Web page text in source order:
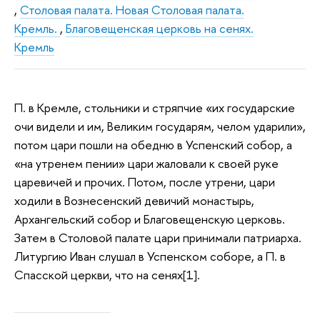
, Столовая палата. Новая Столовая палата.
Кремль. , Благовещенская церковь на сенях.
Кремль
П. в Кремле, стольники и стряпчие «их государские
очи видели и им, Великим государям, челом ударили»,
потом цари пошли на обедню в Успенский собор, а
«на утренем пении» цари жаловали к своей руке
царевичей и прочих. Потом, после утрени, цари
ходили в Вознесенский девичий монастырь,
Архангельский собор и Благовещенскую церковь.
Затем в Столовой палате цари принимали патриарха.
Литургию Иван слушал в Успенском соборе, а П. в
Спасской церкви, что на сенях[1].